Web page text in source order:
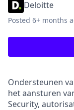
Deloitte
Posted 6+ months
Ondersteunen
het aansturen
Security,